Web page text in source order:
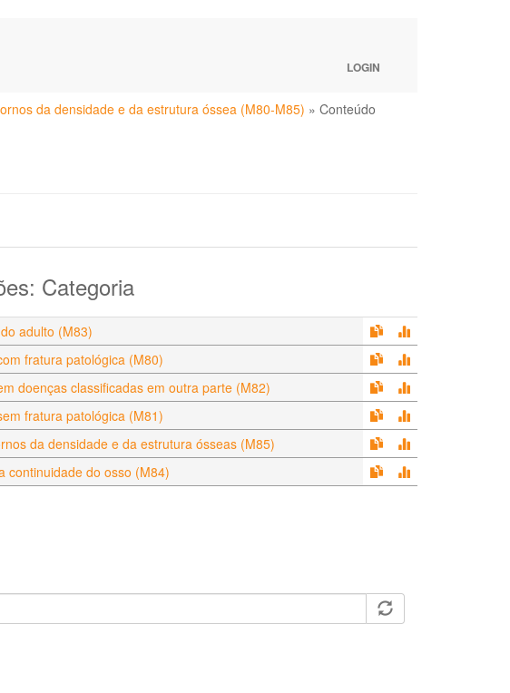
LOGIN
da densidade e da estrutura óssea (M80-M85) » Conteúdo
Categoria
adulto (M83)
fratura patológica (M80)
doenças classificadas em outra parte (M82)
fratura patológica (M81)
da densidade e da estrutura ósseas (M85)
continuidade do osso (M84)